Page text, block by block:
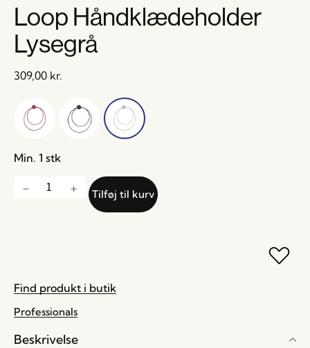
Loop Håndklædeholder
Lysegrå
309,00 kr.
Min. 1 stk
Tilføj til kurv
Find produkt i butik
Professionals
Beskrivelse